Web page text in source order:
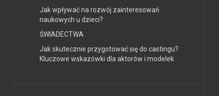
Jak wpływać na rozwój zainteresowań
naukowych u dzieci?
ŚWIADECTWA
Jak skutecznie przygotować się do castingu?
Kluczowe wskazówki dla aktorów i modelek